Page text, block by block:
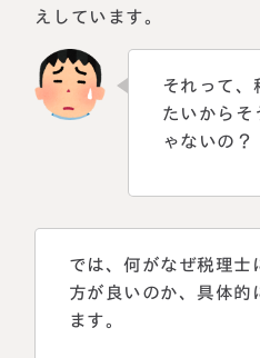
えしています。
それって、
たいからそ
ゃないの？
では、何がなぜ税理士
方が良いのか、具体的
ます。